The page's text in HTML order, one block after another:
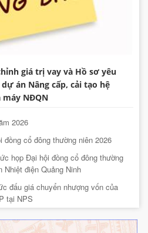
giá trị vay và Hồ sơ yêu
án Nâng cấp, cải tạo hệ
NĐQN
2026
đồng cổ đông thường niên 2026
họp Đại hội đồng cổ đông thường
Nhiệt điện Quảng Ninh
đấu giá chuyển nhượng vốn của
tại NPS